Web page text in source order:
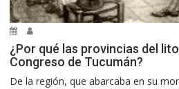
¿Por qué las provincias del
Congreso de Tucumán?
De la región, que abarcaba en su